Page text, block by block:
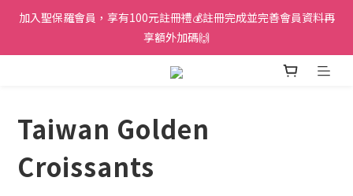
加入聖保羅會員，享有100元註冊禮💰註冊完成並完善會員資料再
享額外加碼🙌
Taiwan Golden
Croissants